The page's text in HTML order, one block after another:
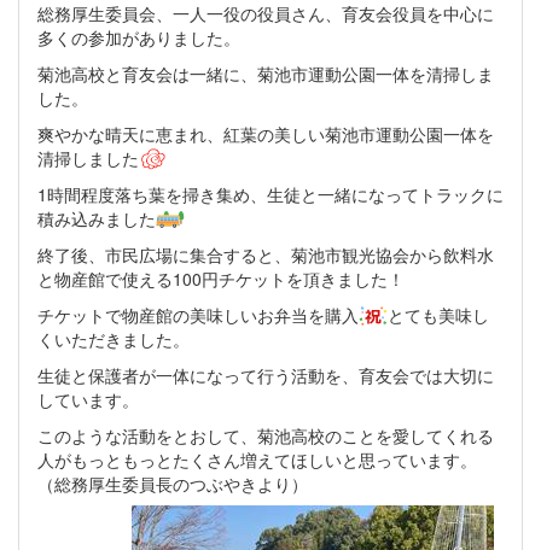
総務厚生委員会、一人一役の役員さん、育友会役員を中心に
多くの参加がありました。
菊池高校と育友会は一緒に、菊池市運動公園一体を清掃しま
した。
爽やかな晴天に恵まれ、紅葉の美しい菊池市運動公園一体を
清掃しました
1時間程度落ち葉を掃き集め、生徒と一緒になってトラックに
積み込みました
終了後、市民広場に集合すると、菊池市観光協会から飲料水
と物産館で使える100円チケットを頂きました！
チケットで物産館の美味しいお弁当を購入
とても美味し
くいただきました。
生徒と保護者が一体になって行う活動を、育友会では大切に
しています。
このような活動をとおして、菊池高校のことを愛してくれる
人がもっともっとたくさん増えてほしいと思っています。
（総務厚生委員長のつぶやきより）